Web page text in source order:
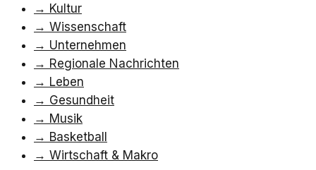
→ Kultur
→ Wissenschaft
→ Unternehmen
→ Regionale Nachrichten
→ Leben
→ Gesundheit
→ Musik
→ Basketball
→ Wirtschaft & Makro